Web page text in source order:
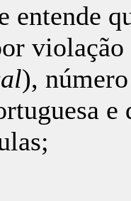
entende
),
e